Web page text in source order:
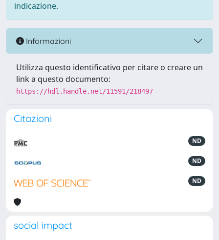
indicazione.
Informazioni
Utilizza questo identificativo per citare o creare un
link a questo documento:
https://hdl.handle.net/11591/218497
Citazioni
ND
ND
ND
social impact